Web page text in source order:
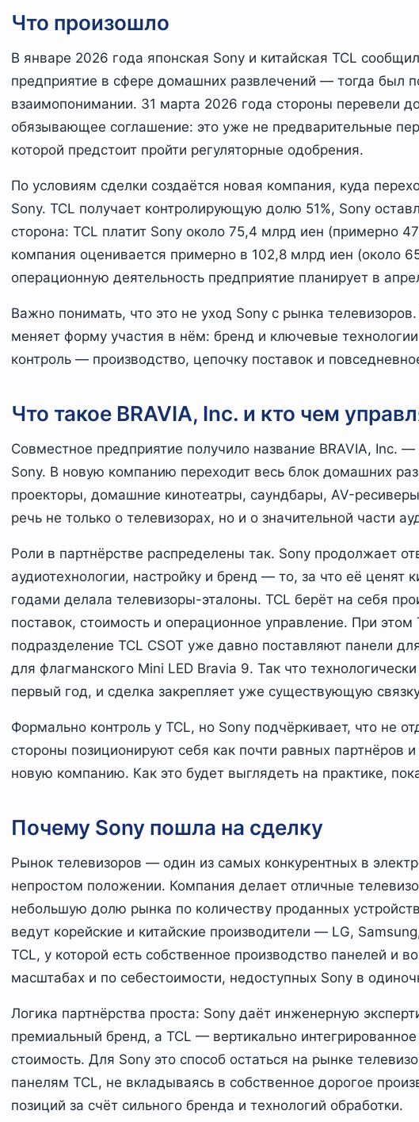
Что произошло
В январе 2026 года японская Sony и китайская TCL
предприятие в сфере домашних развлечений — тогда был
взаимопонимании. 31 марта 2026 года стороны перевели
обязывающее соглашение: это уже не предварительные
которой предстоит пройти регуляторные одобрения.
По условиям сделки создаётся новая компания, куда
Sony. TCL получает контролирующую долю 51%, Sony
сторона: TCL платит Sony около 75,4 млрд иен (примерно
компания оценивается примерно в 102,8 млрд иен (около
операционную деятельность предприятие планирует в
Важно понимать, что это не уход Sony с рынка
меняет форму участия в нём: бренд и ключевые
контроль — производство, цепочку поставок и
Что такое BRAVIA, Inc. и кто чем
Совместное предприятие получило название BRAVIA, Inc.
Sony. В новую компанию переходит весь блок домашних
проекторы, домашние кинотеатры, саундбары, AV-
речь не только о телевизорах, но и о значительной части
Роли в партнёрстве распределены так. Sony продолжает
аудиотехнологии, настройку и бренд — то, за что её ценят
годами делала телевизоры-эталоны. TCL берёт на себя
поставок, стоимость и операционное управление. При этом
подразделение TCL CSOT уже давно поставляют панели
для флагманского Mini LED Bravia 9. Так что
первый год, и сделка закрепляет уже существующую
Формально контроль у TCL, но Sony подчёркивает, что не
стороны позиционируют себя как почти равных партнёров
новую компанию. Как это будет выглядеть на практике,
Почему Sony пошла на сделку
Рынок телевизоров — один из самых конкурентных в
непростом положении. Компания делает отличные
небольшую долю рынка по количеству проданных
ведут корейские и китайские производители — LG,
TCL, у которой есть собственное производство панелей и
масштабах и по себестоимости, недоступных Sony в
Логика партнёрства проста: Sony даёт инженерную
премиальный бренд, а TCL — вертикально
стоимость. Для Sony это способ остаться на рынке
панелям TCL, не вкладываясь в собственное дорогое
позиций за счёт сильного бренда и технологий обработки.